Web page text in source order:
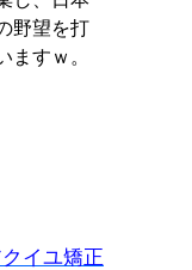
野望を打
ますｗ。
イユ矯正